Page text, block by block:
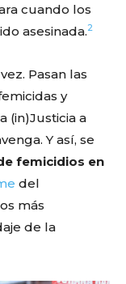
cuando los
asesinada.2
Pasan las
y
(in)Justicia a
Y así, se
femicidios en
del
más
de la